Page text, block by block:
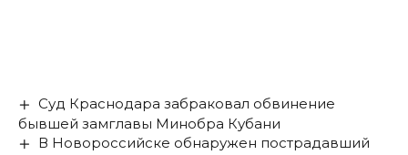
Суд Краснодара забраковал обвинение
бывшей замглавы Минобра Кубани
В Новороссийске обнаружен пострадавший